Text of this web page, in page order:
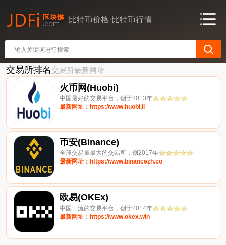
比特币价格·比特币行情
交易所排名交易所最新网址
火币网(Huobi)
中国最好的交易平台，创于2013年
最新网址：https://www.huobi.li
币安(Binance)
全球交易量最大的交易所，创2017年
最新网址：https://www.binancezh.co
欧易(OKEx)
中国一流的交易平台，创于2014年
最新网址：https://www.okex.win